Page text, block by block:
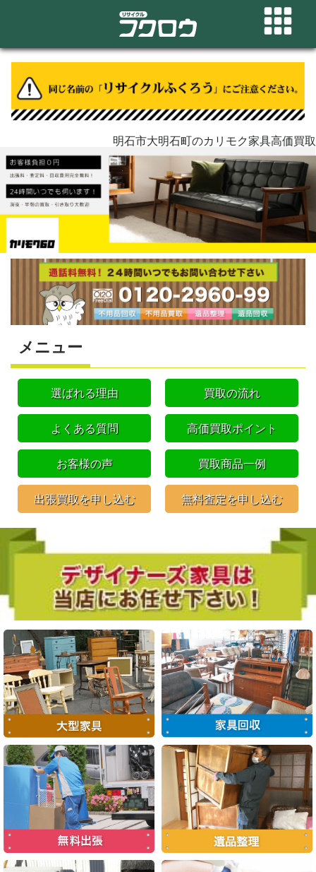
明石市大明石町のカリモク家具高価買取
メニュー
選ばれる理由 買取の流れ
よくある質問 高価買取ポイント
お客様の声 買取商品一例
出張買取を申し込む 無料査定を申し込む